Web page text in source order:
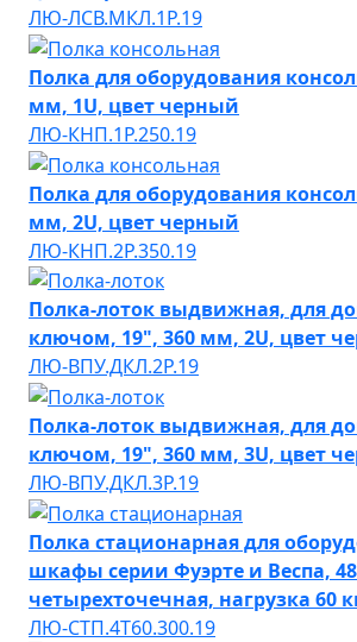
ЛЮ-ЛСВ.МКЛ.1Р.19
Полка для оборудования
мм, 1U, цвет черный
ЛЮ-КНП.1Р.250.19
Полка для оборудования
мм, 2U, цвет черный
ЛЮ-КНП.2Р.350.19
Полка-лоток выдвижная, для
ключом, 19", 360 мм, 2U, цвет
ЛЮ-ВПУ.ДКЛ.2P.19
Полка-лоток выдвижная, для
ключом, 19", 360 мм, 3U, цвет
ЛЮ-ВПУ.ДКЛ.3P.19
Полка стационарная для
шкафы серии Фуэрте и Веспа,
четырехточечная, нагрузка 60
ЛЮ-СТП.4Т60.300.19